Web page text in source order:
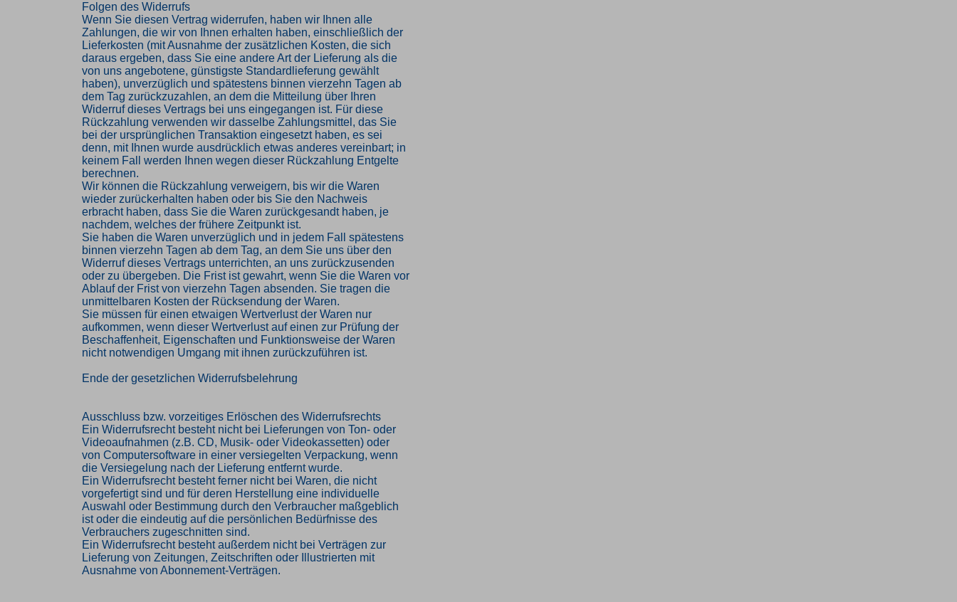
Folgen des Widerrufs
Wenn Sie diesen Vertrag widerrufen, haben wir Ihnen alle
Zahlungen, die wir von Ihnen erhalten haben, einschließlich der
Lieferkosten (mit Ausnahme der zusätzlichen Kosten, die sich
daraus ergeben, dass Sie eine andere Art der Lieferung als die
von uns angebotene, günstigste Standardlieferung gewählt
haben), unverzüglich und spätestens binnen vierzehn Tagen ab
dem Tag zurückzuzahlen, an dem die Mitteilung über Ihren
Widerruf dieses Vertrags bei uns eingegangen ist. Für diese
Rückzahlung verwenden wir dasselbe Zahlungsmittel, das Sie
bei der ursprünglichen Transaktion eingesetzt haben, es sei
denn, mit Ihnen wurde ausdrücklich etwas anderes vereinbart; in
keinem Fall werden Ihnen wegen dieser Rückzahlung Entgelte
berechnen.
Wir können die Rückzahlung verweigern, bis wir die Waren
wieder zurückerhalten haben oder bis Sie den Nachweis
erbracht haben, dass Sie die Waren zurückgesandt haben, je
nachdem, welches der frühere Zeitpunkt ist.
Sie haben die Waren unverzüglich und in jedem Fall spätestens
binnen vierzehn Tagen ab dem Tag, an dem Sie uns über den
Widerruf dieses Vertrags unterrichten, an uns zurückzusenden
oder zu übergeben. Die Frist ist gewahrt, wenn Sie die Waren vor
Ablauf der Frist von vierzehn Tagen absenden. Sie tragen die
unmittelbaren Kosten der Rücksendung der Waren.
Sie müssen für einen etwaigen Wertverlust der Waren nur
aufkommen, wenn dieser Wertverlust auf einen zur Prüfung der
Beschaffenheit, Eigenschaften und Funktionsweise der Waren
nicht notwendigen Umgang mit ihnen zurückzuführen ist.
Ende der gesetzlichen Widerrufsbelehrung
Ausschluss bzw. vorzeitiges Erlöschen des Widerrufsrechts
Ein Widerrufsrecht besteht nicht bei Lieferungen von Ton- oder
Videoaufnahmen (z.B. CD, Musik- oder Videokassetten) oder
von Computersoftware in einer versiegelten Verpackung, wenn
die Versiegelung nach der Lieferung entfernt wurde.
Ein Widerrufsrecht besteht ferner nicht bei Waren, die nicht
vorgefertigt sind und für deren Herstellung eine individuelle
Auswahl oder Bestimmung durch den Verbraucher maßgeblich
ist oder die eindeutig auf die persönlichen Bedürfnisse des
Verbrauchers zugeschnitten sind.
Ein Widerrufsrecht besteht außerdem nicht bei Verträgen zur
Lieferung von Zeitungen, Zeitschriften oder Illustrierten mit
Ausnahme von Abonnement-Verträgen.